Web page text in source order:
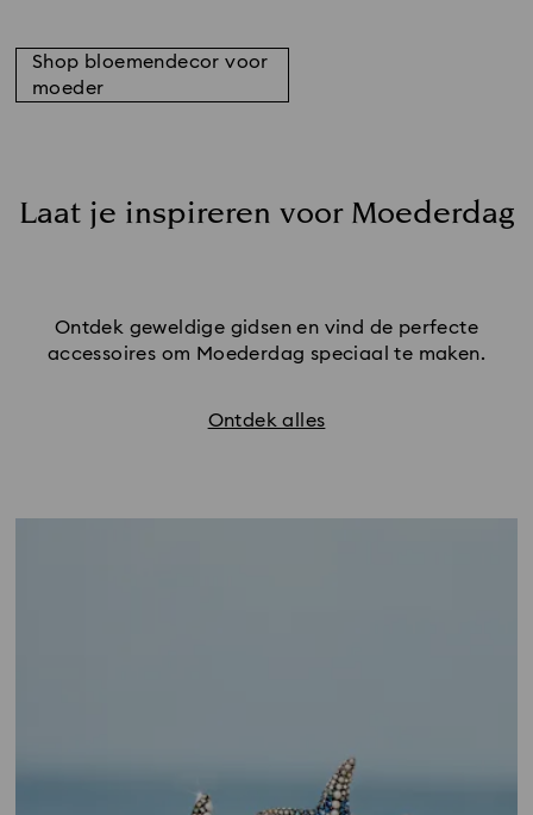
Shop bloemendecor voor
moeder
Laat je inspireren voor Moederdag
Ontdek geweldige gidsen en vind de perfecte
accessoires om Moederdag speciaal te maken.
Ontdek alles